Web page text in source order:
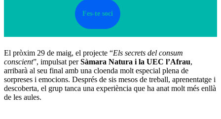
Fes-te soci
El pròxim 29 de maig, el projecte “Els secrets del consum
conscient”, impulsat perSàmara Natura i la UEC l’Afrau,
arribarà al seu final amb una cloenda molt especial plena de
sorpreses i emocions. Després de sis mesos de treball, aprenentatge i
descoberta, el grup tanca una experiència que ha anat molt més enllà
de les aules.